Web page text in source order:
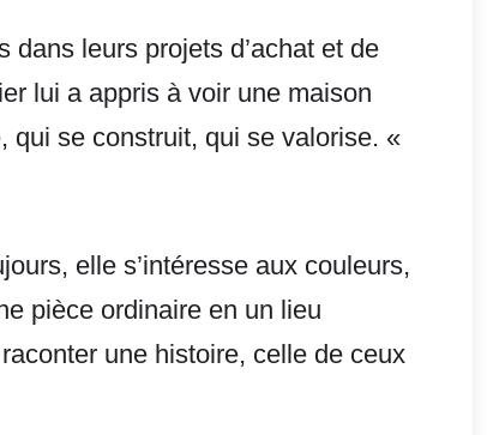
leurs projets d’achat et de
lui a appris à voir une maison
qui se construit, qui se valorise. «
elle s’intéresse aux couleurs,
pièce ordinaire en un lieu
une histoire, celle de ceux